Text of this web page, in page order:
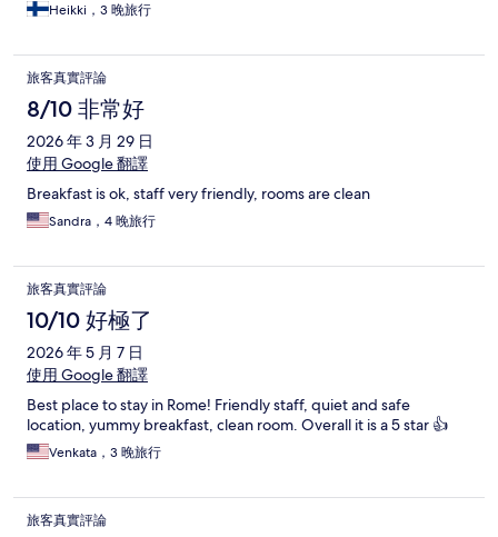
Heikki，3 晚旅行
旅客真實評論
8/10 非常好
2026 年 3 月 29 日
使用 Google 翻譯
Breakfast is ok, staff very friendly, rooms are clean
Sandra，4 晚旅行
旅客真實評論
10/10 好極了
2026 年 5 月 7 日
使用 Google 翻譯
Best place to stay in Rome! Friendly staff, quiet and safe
location, yummy breakfast, clean room. Overall it is a 5 star 👍
Venkata，3 晚旅行
旅客真實評論